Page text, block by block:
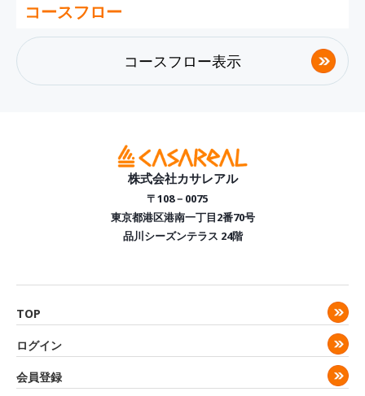
コースフロー
コースフロー表示
株式会社カサレアル
〒108－0075
東京都港区港南一丁目2番70号
品川シーズンテラス 24階
TOP
ログイン
会員登録